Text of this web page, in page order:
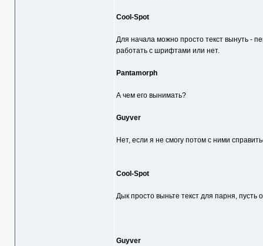
Cool-Spot
Для начала можно просто текст вынуть -
работать с шрифтами или нет.
Pantamorph
А чем его вынимать?
Guyver
Нет, если я не смогу потом с ними
Cool-Spot
Дык просто выньте текст для парня,
Guyver